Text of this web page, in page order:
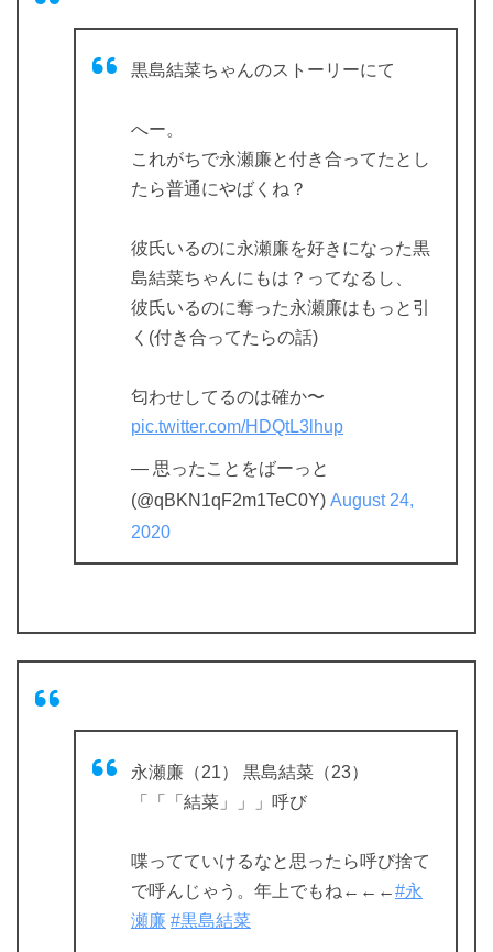
黒島結菜ちゃんのストーリーにて
へー。
これがちで永瀬廉と付き合ってたとし
たら普通にやばくね？
彼氏いるのに永瀬廉を好きになった黒
島結菜ちゃんにもは？ってなるし、
彼氏いるのに奪った永瀬廉はもっと引
く(付き合ってたらの話)
匂わせしてるのは確か〜
pic.twitter.com/HDQtL3lhup
— 思ったことをばーっと
(@qBKN1qF2m1TeC0Y) August 24,
2020
永瀬廉（21） 黒島結菜（23）
「「「結菜」」」呼び
喋ってていけるなと思ったら呼び捨て
で呼んじゃう。年上でもね←←←#永
瀬廉 #黒島結菜